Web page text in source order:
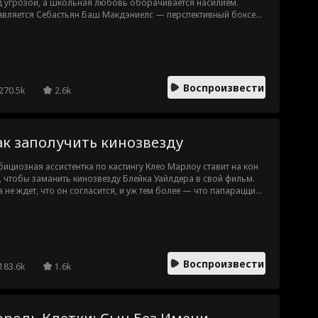
угрозой, а школьная любовь оборачивается насилием.
Себастьян Баш Макдэниелс — перспективный боксер,
270.5k 2.6k Воспроизвести
заполучить кинозвезду
ассистентка по кастингу Клео Марлоу ставит на кон
чтобы заманить кинозвезду Блейка Уайлдера в свой фильм.
не ждет, что он согласится, и уж тем более — что папарацци
183.6k
1.6k Воспроизвести